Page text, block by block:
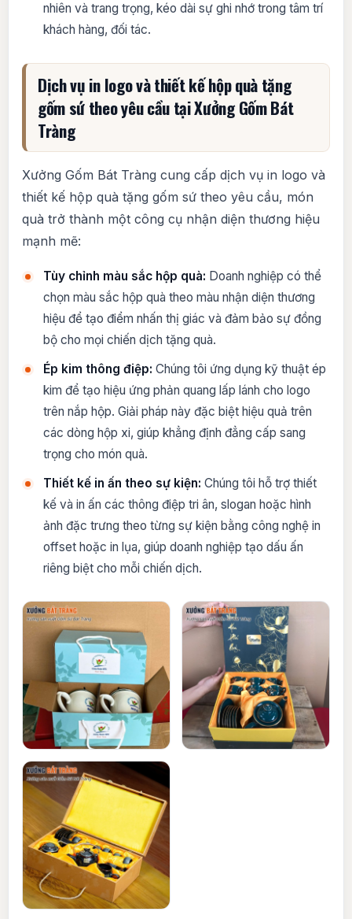
nhiên và trang trọng, kéo dài sự ghi nhớ trong tâm trí
khách hàng, đối tác.
Dịch vụ in logo và thiết kế hộp quà tặng
gốm sứ theo yêu cầu tại Xưởng Gốm Bát
Tràng
Xưởng Gốm Bát Tràng cung cấp dịch vụ in logo và
thiết kế hộp quà tặng gốm sứ theo yêu cầu, món
quà trở thành một công cụ nhận diện thương hiệu
mạnh mẽ:
Tùy chỉnh màu sắc hộp quà: Doanh nghiệp có thể
chọn màu sắc hộp quà theo màu nhận diện thương
hiệu để tạo điểm nhấn thị giác và đảm bảo sự đồng
bộ cho mọi chiến dịch tặng quà.
Ép kim thông điệp: Chúng tôi ứng dụng kỹ thuật ép
kim để tạo hiệu ứng phản quang lấp lánh cho logo
trên nắp hộp. Giải pháp này đặc biệt hiệu quả trên
các dòng hộp xi, giúp khẳng định đẳng cấp sang
trọng cho món quà.
Thiết kế in ấn theo sự kiện: Chúng tôi hỗ trợ thiết
kế và in ấn các thông điệp tri ân, slogan hoặc hình
ảnh đặc trưng theo từng sự kiện bằng công nghệ in
offset hoặc in lụa, giúp doanh nghiệp tạo dấu ấn
riêng biệt cho mỗi chiến dịch.